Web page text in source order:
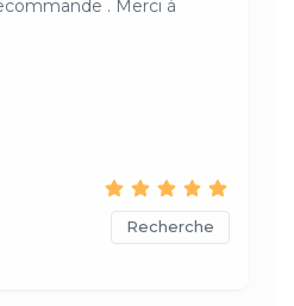
. Merci à
Recherche